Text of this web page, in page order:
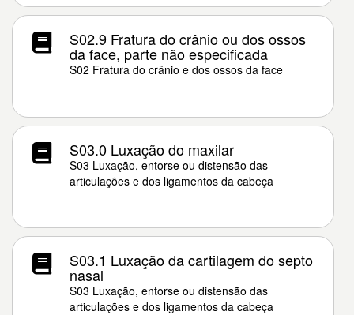
S02.9 Fratura do crânio ou dos ossos
da face, parte não especificada
S02 Fratura do crânio e dos ossos da face
S03.0 Luxação do maxilar
S03 Luxação, entorse ou distensão das
articulações e dos ligamentos da cabeça
S03.1 Luxação da cartilagem do septo
nasal
S03 Luxação, entorse ou distensão das
articulações e dos ligamentos da cabeça